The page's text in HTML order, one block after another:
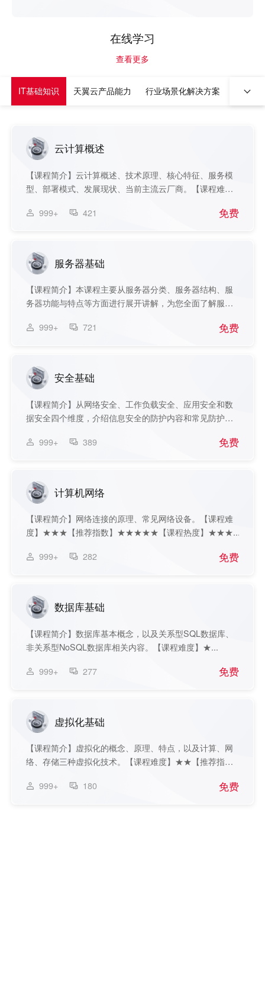
在线学习
查看更多
IT基础知识 天翼云产品能力 行业场景化解决方案 销售与
云计算概述
【课程简介】云计算概述、技术原理、核心特征、服务模
型、部署模式、发展现状、当前主流云厂商。【课程难
999+
421 免费
服务器基础
【课程简介】本课程主要从服务器分类、服务器结构、服
务器功能与特点等方面进行展开讲解，为您全面了解服
999+
721 免费
安全基础
【课程简介】从网络安全、工作负载安全、应用安全和数
据安全四个维度，介绍信息安全的防护内容和常见防护
999+
389 免费
计算机网络
【课程简介】网络连接的原理、常见网络设备。【课程难
度】★★★【推荐指数】★★★★★【课程热度】★★★...
999+ 282 免费
数据库基础
【课程简介】数据库基本概念，以及关系型SQL数据库、
非关系型NoSQL数据库相关内容。【课程难度】★...
999+ 277 免费
虚拟化基础
【课程简介】虚拟化的概念、原理、特点，以及计算、网
络、存储三种虚拟化技术。【课程难度】★★【推荐指
999+
180 免费